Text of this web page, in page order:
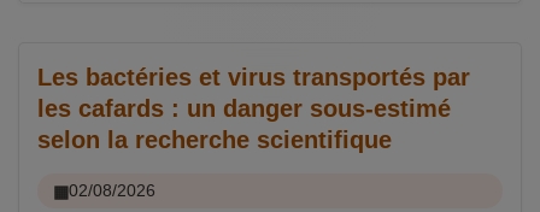
Les bactéries et virus transportés par
les cafards : un danger sous-estimé
selon la recherche scientifique
02/08/2026